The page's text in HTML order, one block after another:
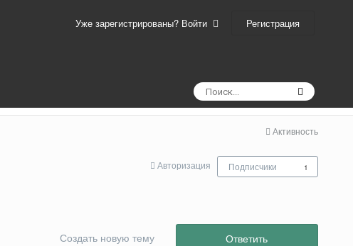
Уже зарегистрированы? Войти Регистрация
Активность
Авторизация Подписчики 1
Ответить
Создать новую тему